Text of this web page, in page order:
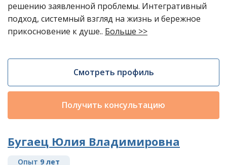
решению заявленной проблемы. Интегративный
подход, системный взгляд на жизнь и бережное
прикосновение к душе.. Больше >>
Смотреть профиль
Получить консультацию
Бугаец Юлия Владимировна
Опыт 9 лет